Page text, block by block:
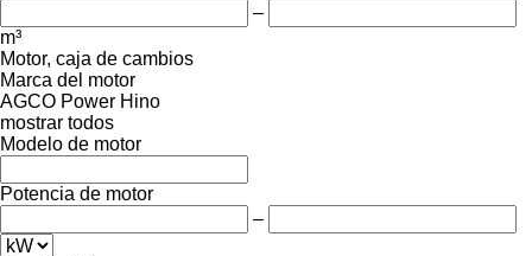
–
m³
Motor, caja de cambios
Marca del motor
AGCO Power Hino
mostrar todos
Modelo de motor
Potencia de motor
–